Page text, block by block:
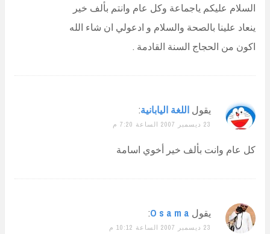
السلام عليكم ياجماعة وكل عام وانتم بألف خير
ينعاد علينا بالصحة والسلام و ادعولي ان شاء الله
اكون من الحجاج السنة القادمة .
يقول اللغة اليابانية:
23 ديسمبر 2007 الساعة 7:20 م
كل عام وانت بألف خير أخوي اسامة
يقول O s a m a
:
23 ديسمبر 2007 الساعة 10:12 م